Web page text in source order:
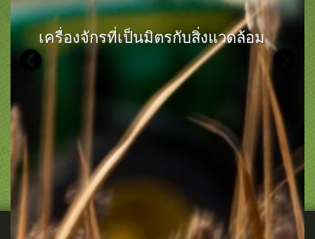
เครื่องจักรที่เป็นมิตรกับสิ่งแวดล้อม
Previous